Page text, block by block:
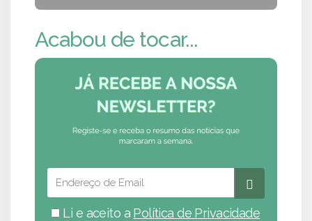
Acabou de tocar...
Li e aceito a Política de Privacidade